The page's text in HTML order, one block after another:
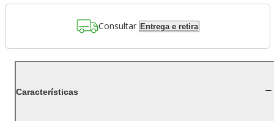
Consultar Entrega e retira
Características